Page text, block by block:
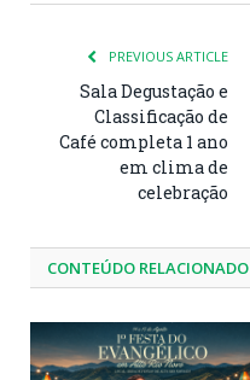
PREVIOUS ARTICLE
Sala Degustação e
Classificação de
Café completa 1 ano
em clima de
celebração
CONTEÚDO RELACIONADO